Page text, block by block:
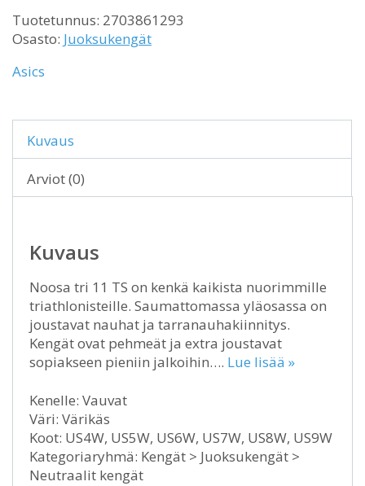
Tuotetunnus: 2703861293
Osasto: Juoksukengät
Asics
Kuvaus
Arviot (0)
Kuvaus
Noosa tri 11 TS on kenkä kaikista nuorimmille
triathlonisteille. Saumattomassa yläosassa on
joustavat nauhat ja tarranauhakiinnitys.
Kengät ovat pehmeät ja extra joustavat
sopiakseen pieniin jalkoihin…. Lue lisää »
Kenelle: Vauvat
Väri: Värikäs
Koot: US4W, US5W, US6W, US7W, US8W, US9W
Kategoriaryhmä: Kengät > Juoksukengät >
Neutraalit kengät